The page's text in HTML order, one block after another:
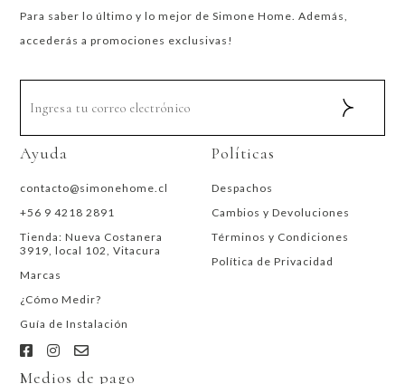
Para saber lo último y lo mejor de Simone Home. Además,
accederás a promociones exclusivas!
Ayuda
contacto@simonehome.cl
+56 9 4218 2891
Tienda: Nueva Costanera
3919, local 102, Vitacura
Marcas
¿Cómo Medir?
Guía de Instalación
Políticas
Despachos
Cambios y Devoluciones
Términos y Condiciones
Política de Privacidad
Medios de pago